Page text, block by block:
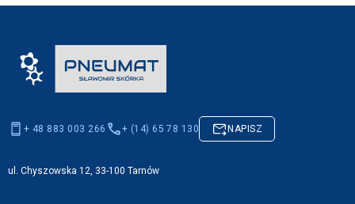
+ 48 883 003 266 + (14) 65 78 130 NAPISZ
ul. Chyszowska 12, 33-100 Tarnów